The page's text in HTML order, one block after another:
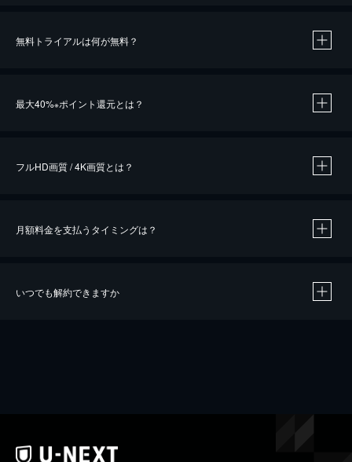
無料トライアルは何が無料？
最大40%※ポイント還元とは？
※40％ポイント還元の対象は、クレジットカード決済による作品の購入 / レンタルです。
フルHD画質 / 4K画質とは？
月額料金を支払うタイミングは？
いつでも解約できますか